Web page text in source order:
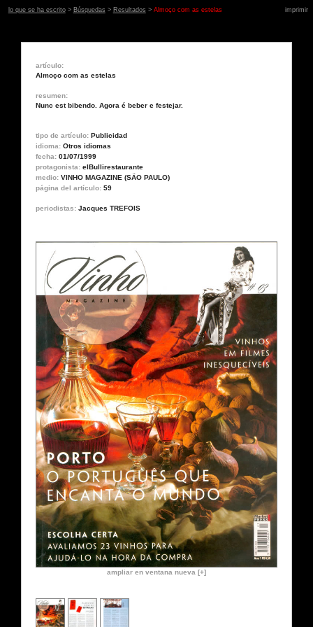
lo que se ha escrito> Búsquedas > Resultados > Almoço com as estelas imprimir
artículo:
Almoço com as estelas
resumen:
Nunc est bibendo. Agora é beber e festejar.
tipo de artículo: Publicidad
idioma: Otros idiomas
fecha: 01/07/1999
protagonista: elBullirestaurante
medio: VINHO MAGAZINE (SÄO PAULO)
página del artículo: 59
periodistas: Jacques TREFOIS
ampliar en ventana nueva [+]